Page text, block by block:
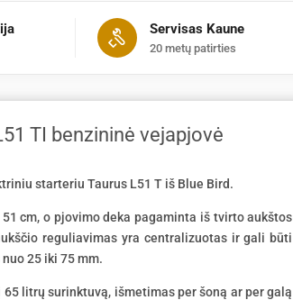
Servisas Kaune
20 metų patirties
TI benzininė vejapjovė
starteriu Taurus L51 T iš Blue Bird.
cm, o pjovimo deka pagaminta iš tvirto aukštos
reguliavimas yra centralizuotas ir gali būti
25 iki 75 mm.
litrų surinktuvą, išmetimas per šoną ar per galą